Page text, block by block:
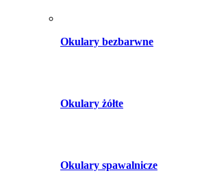
Okulary bezbarwne
Okulary żółte
Okulary spawalnicze